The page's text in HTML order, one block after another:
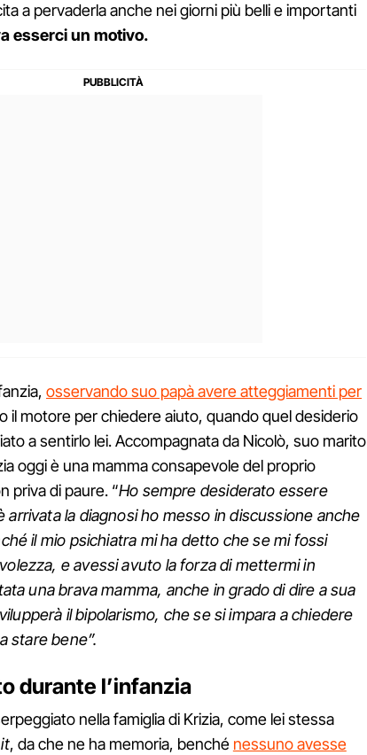
a pervaderla anche nei giorni più belli e importanti
esserci un motivo.
osservando suo papà avere atteggiamenti per
il motore per chiedere aiuto, quando quel desiderio
a sentirlo lei. Accompagnata da Nicolò, suo marito
oggi è una mamma consapevole del proprio
priva di paure. “Ho sempre desiderato essere
arrivata la diagnosi ho messo in discussione anche
il mio psichiatra mi ha detto che se mi fossi
e avessi avuto la forza di mettermi in
una brava mamma, anche in grado di dire a sua
il bipolarismo, che se si impara a chiedere
stare bene”.
durante l’infanzia
nella famiglia di Krizia, come lei stessa
, da che ne ha memoria, benché nessuno avesse